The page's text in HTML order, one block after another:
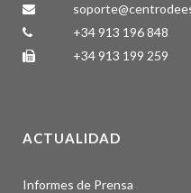
+34 913 196 848
+34 913 199 259
ACTUALIDAD
Informes de Prensa